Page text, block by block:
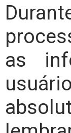
as